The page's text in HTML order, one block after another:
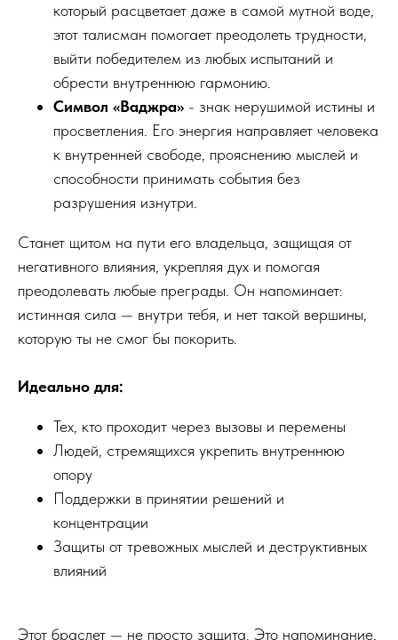
который расцветает даже в самой мутной воде,
этот талисман помогает преодолеть трудности,
выйти победителем из любых испытаний и
обрести внутреннюю гармонию.
Символ «Ваджра» - знак нерушимой истины и
просветления. Его энергия направляет человека
к внутренней свободе, прояснению мыслей и
способности принимать события без
разрушения изнутри.
Станет щитом на пути его владельца, защищая от
негативного влияния, укрепляя дух и помогая
преодолевать любые преграды. Он напоминает:
истинная сила — внутри тебя, и нет такой вершины,
которую ты не смог бы покорить.
Идеально для:
Тех, кто проходит через вызовы и перемены
Людей, стремящихся укрепить внутреннюю
опору
Поддержки в принятии решений и
концентрации
Защиты от тревожных мыслей и деструктивных
влияний
Этот браслет — не просто защита. Это напоминание,